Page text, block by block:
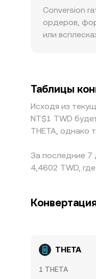
депозиты/
Помимо
это
последних
Conversion
ордеров,
или
уровня. Во
премией или
удерживать
Таблицы
Исходя из
NT$1 TWD
THETA, однако
За последние 7
4,4602 TWD,
THETA
1 THETA